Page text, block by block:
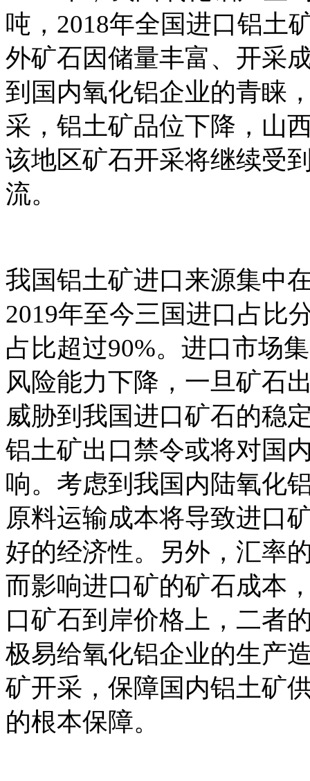
吨，2018年全国进口铝土
外矿石因储量丰富、开采
到国内氧化铝企业的青睐
采，铝土矿品位下降，山
该地区矿石开采将继续受
流。
我国铝土矿进口来源集中
2019年至今三国进口占比
占比超过90%。进口市场
风险能力下降，一旦矿石
威胁到我国进口矿石的稳
铝土矿出口禁令或将对国
响。考虑到我国内陆氧化
原料运输成本将导致进口
好的经济性。另外，汇率
而影响进口矿的矿石成本
口矿石到岸价格上，二者
极易给氧化铝企业的生产
矿开采，保障国内铝土矿
的根本保障。